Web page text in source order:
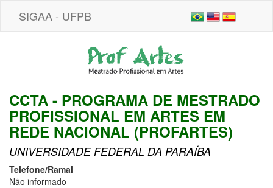
SIGAA - UFPB
CCTA - PROGRAMA DE MESTRADO
PROFISSIONAL EM ARTES EM
REDE NACIONAL (PROFARTES)
UNIVERSIDADE FEDERAL DA PARAÍBA
Telefone/Ramal
Não informado